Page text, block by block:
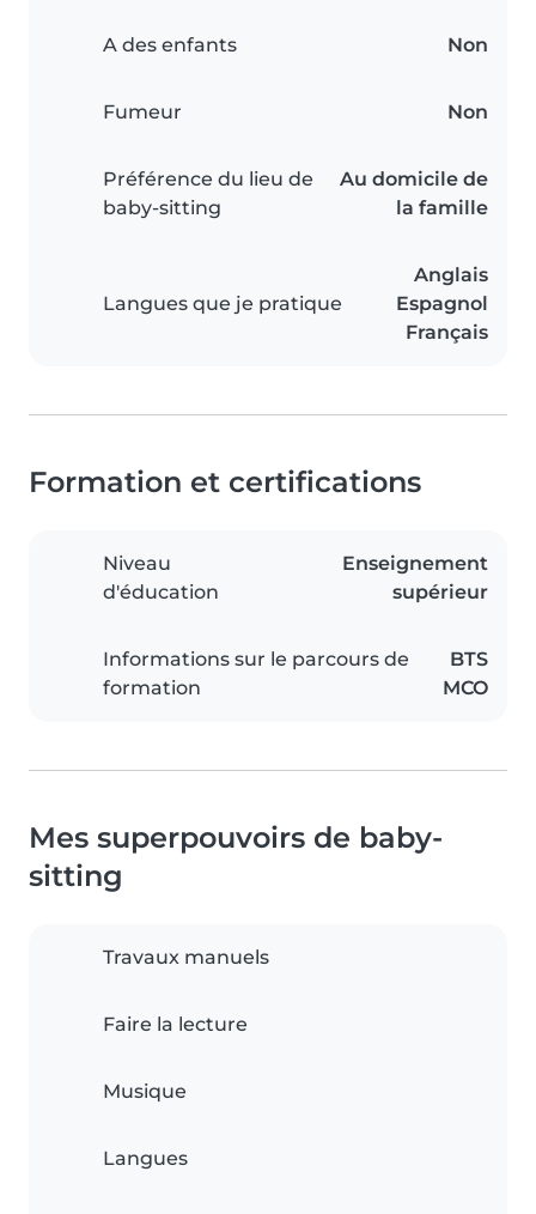
A des enfants Non
Fumeur Non
Préférence du lieu de
baby-sitting
Au domicile de
la famille
Langues que je pratique
Anglais
Espagnol
Français
Formation et certifications
Niveau
d'éducation
Enseignement
supérieur
Informations sur le parcours de
formation
BTS
MCO
Mes superpouvoirs de baby-
sitting
Travaux manuels
Faire la lecture
Musique
Langues